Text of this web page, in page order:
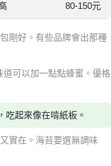
80-150元
剛好。有些品牌會出那種
可以加一點點蜂蜜。優格
吃起來像在啃紙板。
實在。海苔要選無調味